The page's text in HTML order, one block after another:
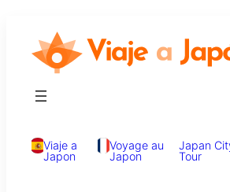
Viaje a
Japon
Voyage au
Japon
Japan
Tour